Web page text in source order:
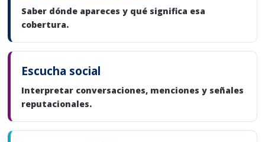
Saber dónde apareces y qué significa esa
cobertura.
Escucha social
Interpretar conversaciones, menciones y señales
reputacionales.